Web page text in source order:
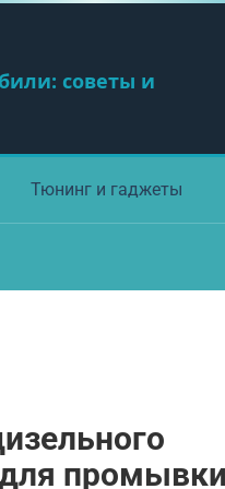
советы и
Тюнинг и гаджеты
для промывки